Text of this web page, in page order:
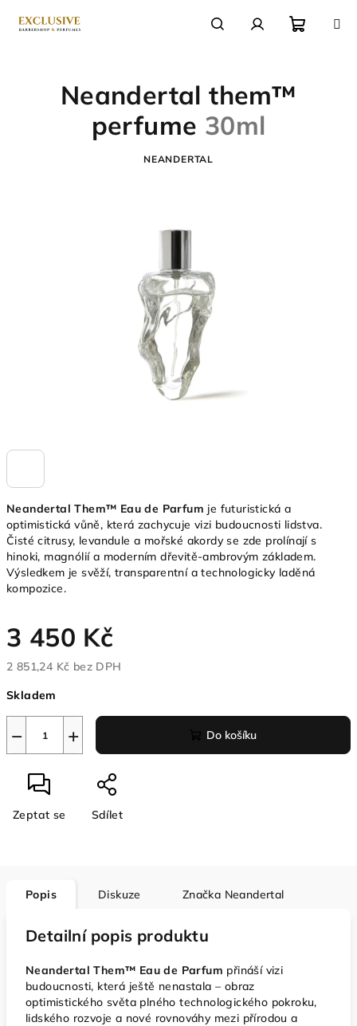
Neandertal Them™ Eau de Parfum je futuristická a
optimistická vůně, která zachycuje vizi budoucnosti lidstva.
Čisté citrusy, levandule a mořské akordy se zde prolínají s
hinoki, magnólií a moderním dřevitě-ambrovým základem.
Výsledkem je svěží, transparentní a technologicky laděná
kompozice.
3 450 Kč
2 851,24 Kč bez DPH
cena:
Skladem
+
− Do košíku
Zeptat se Sdílet
Neandertal them™
perfume 30ml
NEANDERTAL
Popis Diskuze Značka Neandertal
Detailní popis produktu
Neandertal Them™ Eau de Parfum přináší vizi
budoucnosti, která ještě nenastala – obraz
optimistického světa plného technologického pokroku,
lidského rozvoje a nové rovnováhy mezi přírodou a